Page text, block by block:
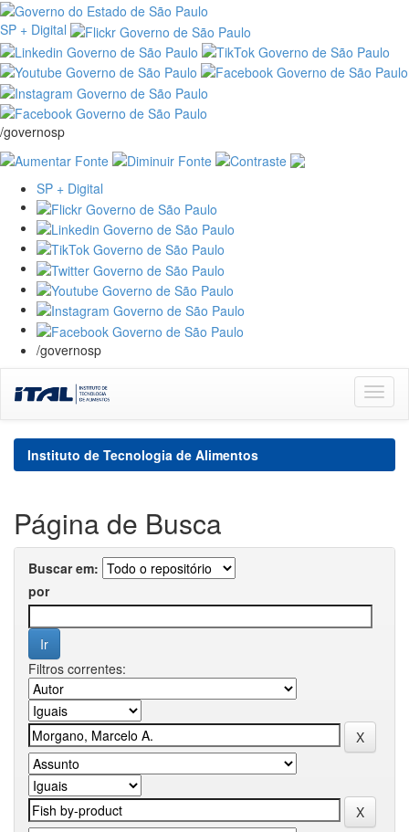
SP + Digital
/governosp
SP + Digital
/governosp
navigation
Instituto de Tecnologia de Alimentos
Página de Busca
Buscar em:
por
Filtros correntes: